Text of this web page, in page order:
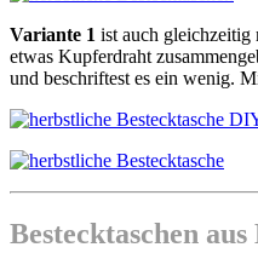
Variante 1 ist auch gleichzeitig
etwas Kupferdraht
und beschriftest es ein wenig.
Bestecktaschen